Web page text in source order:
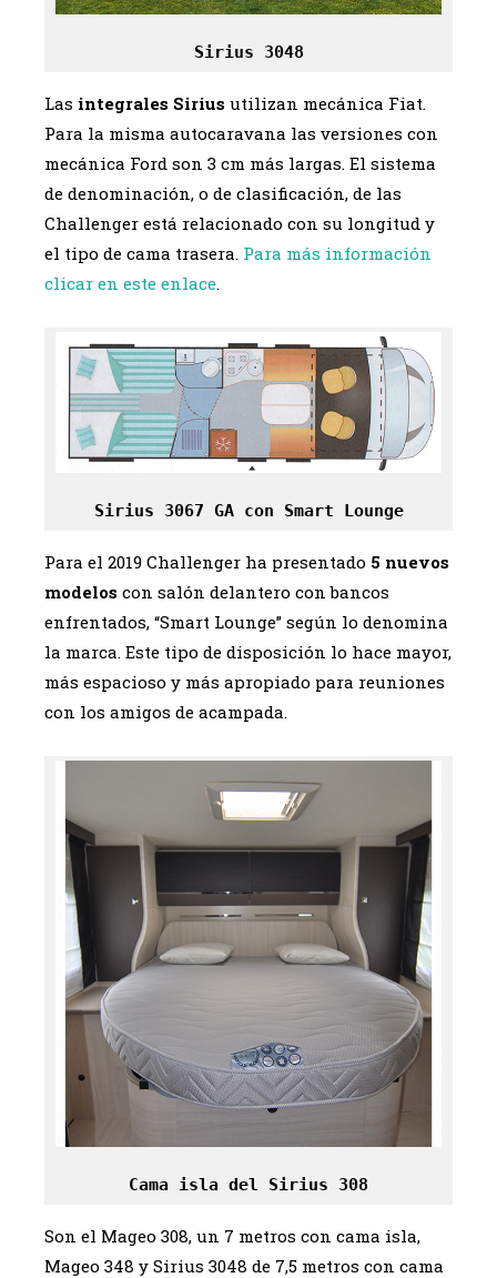
Sirius 3048
Las integrales Sirius utilizan mecánica Fiat.
Para la misma autocaravana las versiones con
mecánica Ford son 3 cm más largas. El sistema
de denominación, o de clasificación, de las
Challenger está relacionado con su longitud y
el tipo de cama trasera. Para más información
clicar en este enlace.
Sirius 3067 GA con Smart Lounge
Para el 2019 Challenger ha presentado 5 nuevos
modelos con salón delantero con bancos
enfrentados, “Smart Lounge” según lo denomina
la marca. Este tipo de disposición lo hace mayor,
más espacioso y más apropiado para reuniones
con los amigos de acampada.
Cama isla del Sirius 308
Son el Mageo 308, un 7 metros con cama isla,
Mageo 348 y Sirius 3048 de 7,5 metros con cama